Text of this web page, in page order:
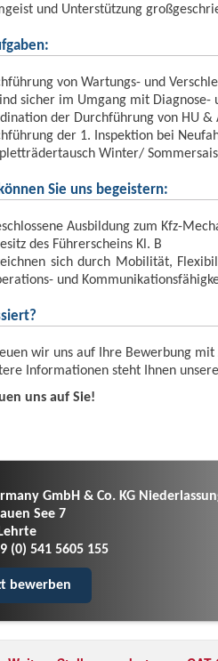
und Unterstützung
von Wartungs- und
sicher im Umgang mit Diagnose-
der Durchführung von HU &
der 1. Inspektion bei
Winter/
Sie uns begeistern:
Ausbildung zum Kfz-
des Führerscheins Kl. B
sich durch Mobilität,
und
wir uns auf Ihre Bewerbung
Informationen steht Ihnen
uns auf Sie!
GmbH & Co. KG
See 7
(0) 541 5605 155
bewerben